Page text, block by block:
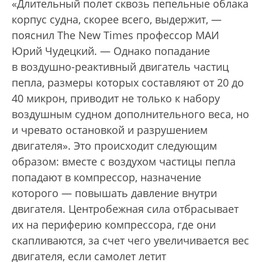
«Длительный полет сквозь пепельные облака
корпус судна, скорее всего, выдержит, —
пояснил The New Times профессор МАИ
Юрий Чудецкий. — Однако попадание
в воздушно-реактивный двигатель частиц
пепла, размеры которых составляют от 20 до
40 микрон, приводит не только к набору
воздушным судном дополнительного веса, но
и чревато остановкой и разрушением
двигателя». Это происходит следующим
образом: вместе с воздухом частицы пепла
попадают в компрессор, назначение
которого — повышать давление внутри
двигателя. Центробежная сила отбрасывает
их на периферию компрессора, где они
скапливаются, за счет чего увеличивается вес
двигателя, если самолет летит